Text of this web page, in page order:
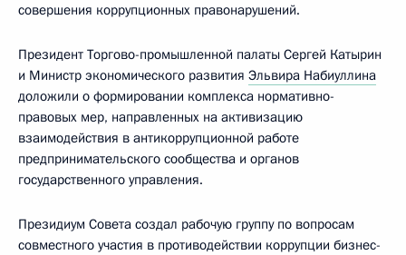
совершения коррупционных правонарушений.
Президент Торгово-промышленной палаты Сергей Катырин
и Министр экономического развития Эльвира Набиуллина
доложили о формировании комплекса нормативно-
правовых мер, направленных на активизацию
взаимодействия в антикоррупционной работе
предпринимательского сообщества и органов
государственного управления.
Президиум Совета создал рабочую группу по вопросам
совместного участия в противодействии коррупции бизнес-